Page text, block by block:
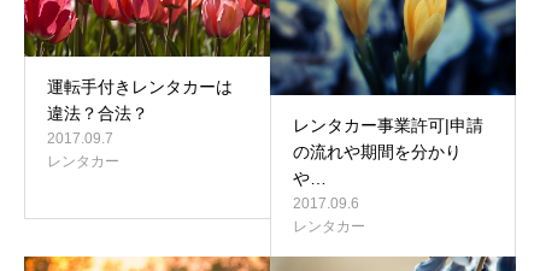
運転手付きレンタカーは
違法？合法？
2017.09.7
レンタカー
レンタカー事業許可|申請
の流れや期間を分かり
や…
2017.09.6
レンタカー